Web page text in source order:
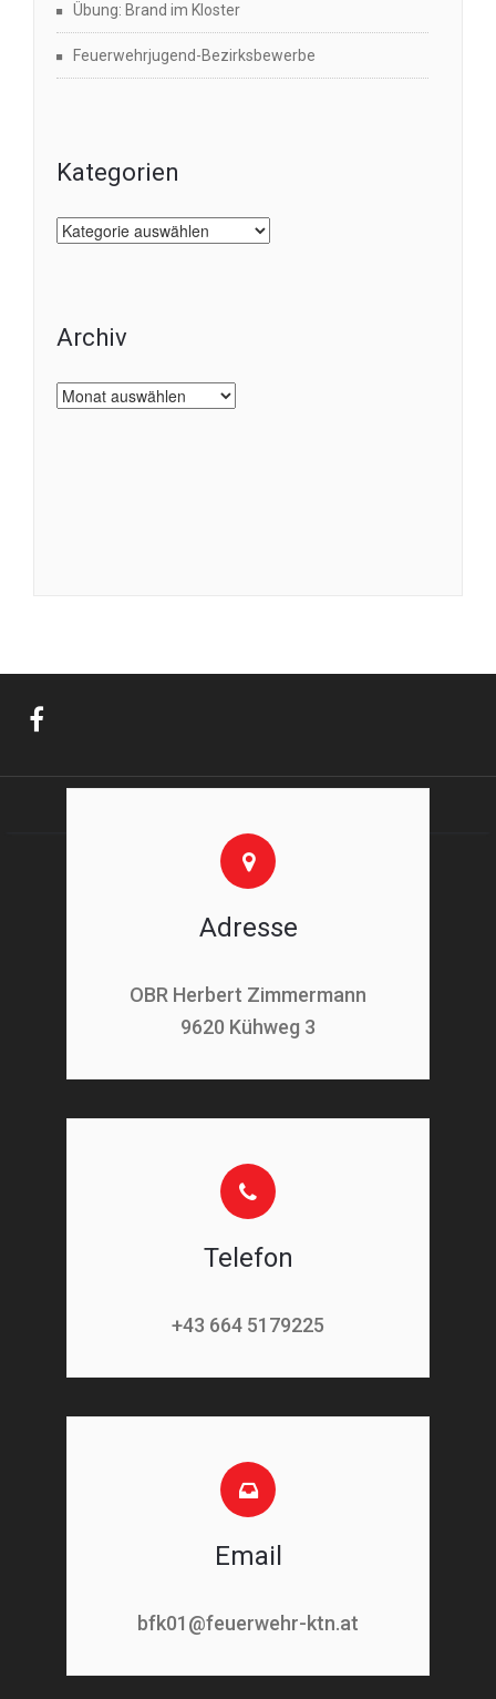
Übung: Brand im Kloster
Feuerwehrjugend-Bezirksbewerbe
Kategorien
Kategorien
Archiv
Archiv
Adresse
OBR Herbert Zimmermann
9620 Kühweg 3
Telefon
+43 664 5179225
Email
bfk01@feuerwehr-ktn.at